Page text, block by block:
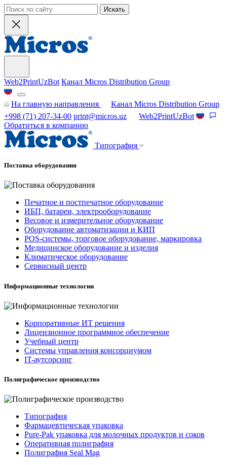
Искать
Web2PrintUzBot Канал Micros Distribution Group
На главную направления
Канал Micros Distribution Group
+998 (71) 207-34-00 print@micros.uz
Web2PrintUzBot
Обратиться в компанию
Типография
Поставка оборудования
Печатное и постпечатное оборудование
ИБП, батареи, электрооборудование
Весовое и измерительное оборудование
Оборудование автоматизации и КИП
POS-системы, торговое оборудование, маркировка
Медицинское оборудование и изделия
Климатическое оборудование
Сервисный центр
Информационные технологии
Корпоративные ИТ решения
Лицензионное программное обеспечение
Учебный центр
Системы управления консорциумом
IT-аутсорсинг
Полиграфическое производство
Типография
Фармацевтическая упаковка
Pure-Pak упаковка для молочных продуктов и соков
Оперативная полиграфия
Полиграфия Seal Mag